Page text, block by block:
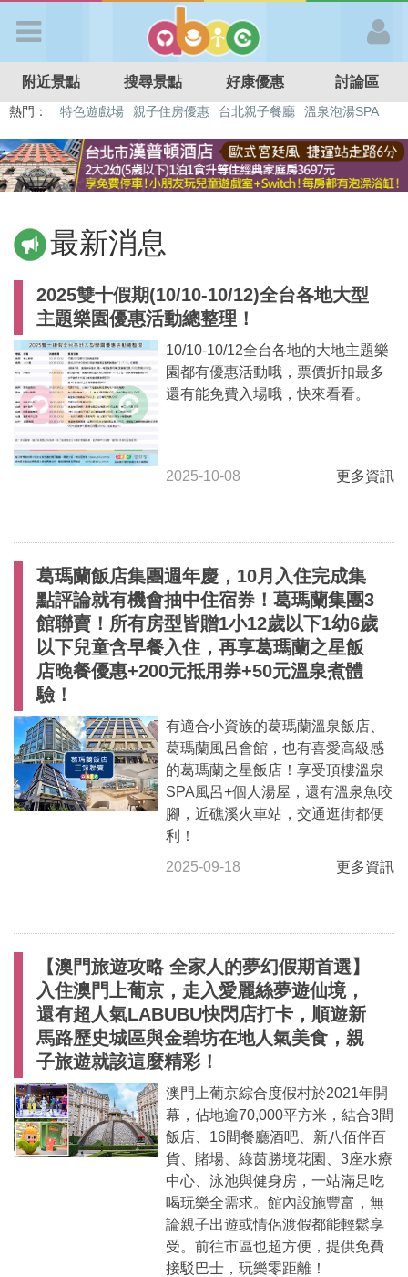
APP登入
首 頁
最新消息
最新留言
商家合作
聯絡我們
APP下載
附近景點 搜尋景點 好康優惠 討論區
熱門： 特色遊戲場 親子住房優惠 台北親子餐廳
溫泉泡湯SPA
最新消息
2025雙十假期(10/10-10/12)全台各地大型
主題樂園優惠活動總整理！
10/10-10/12全台各地的大地主題樂
園都有優惠活動哦，票價折扣最多
還有能免費入場哦，快來看看。
更多資訊
2025-10-08
葛瑪蘭飯店集團週年慶，10月入住完成集
點評論就有機會抽中住宿券！葛瑪蘭集團3
館聯賣！所有房型皆贈1小12歲以下1幼6歲
以下兒童含早餐入住，再享葛瑪蘭之星飯
店晚餐優惠+200元抵用券+50元溫泉煮體
驗！
有適合小資族的葛瑪蘭溫泉飯店、
葛瑪蘭風呂會館，也有喜愛高級感
的葛瑪蘭之星飯店！享受頂樓溫泉
SPA風呂+個人湯屋，還有溫泉魚咬
腳，近礁溪火車站，交通逛街都便
利！
更多資訊
2025-09-18
【澳門旅遊攻略 全家人的夢幻假期首選】
入住澳門上葡京，走入愛麗絲夢遊仙境，
還有超人氣LABUBU快閃店打卡，順遊新
馬路歷史城區與金碧坊在地人氣美食，親
子旅遊就該這麼精彩！
澳門上葡京綜合度假村於2021年開
幕，佔地逾70,000平方米，結合3間
飯店、16間餐廳酒吧、新八佰伴百
貨、賭場、綠茵勝境花園、3座水療
中心、泳池與健身房，一站滿足吃
喝玩樂全需求。館內設施豐富，無
論親子出遊或情侶渡假都能輕鬆享
受。前往市區也超方便，提供免費
接駁巴士，玩樂零距離！